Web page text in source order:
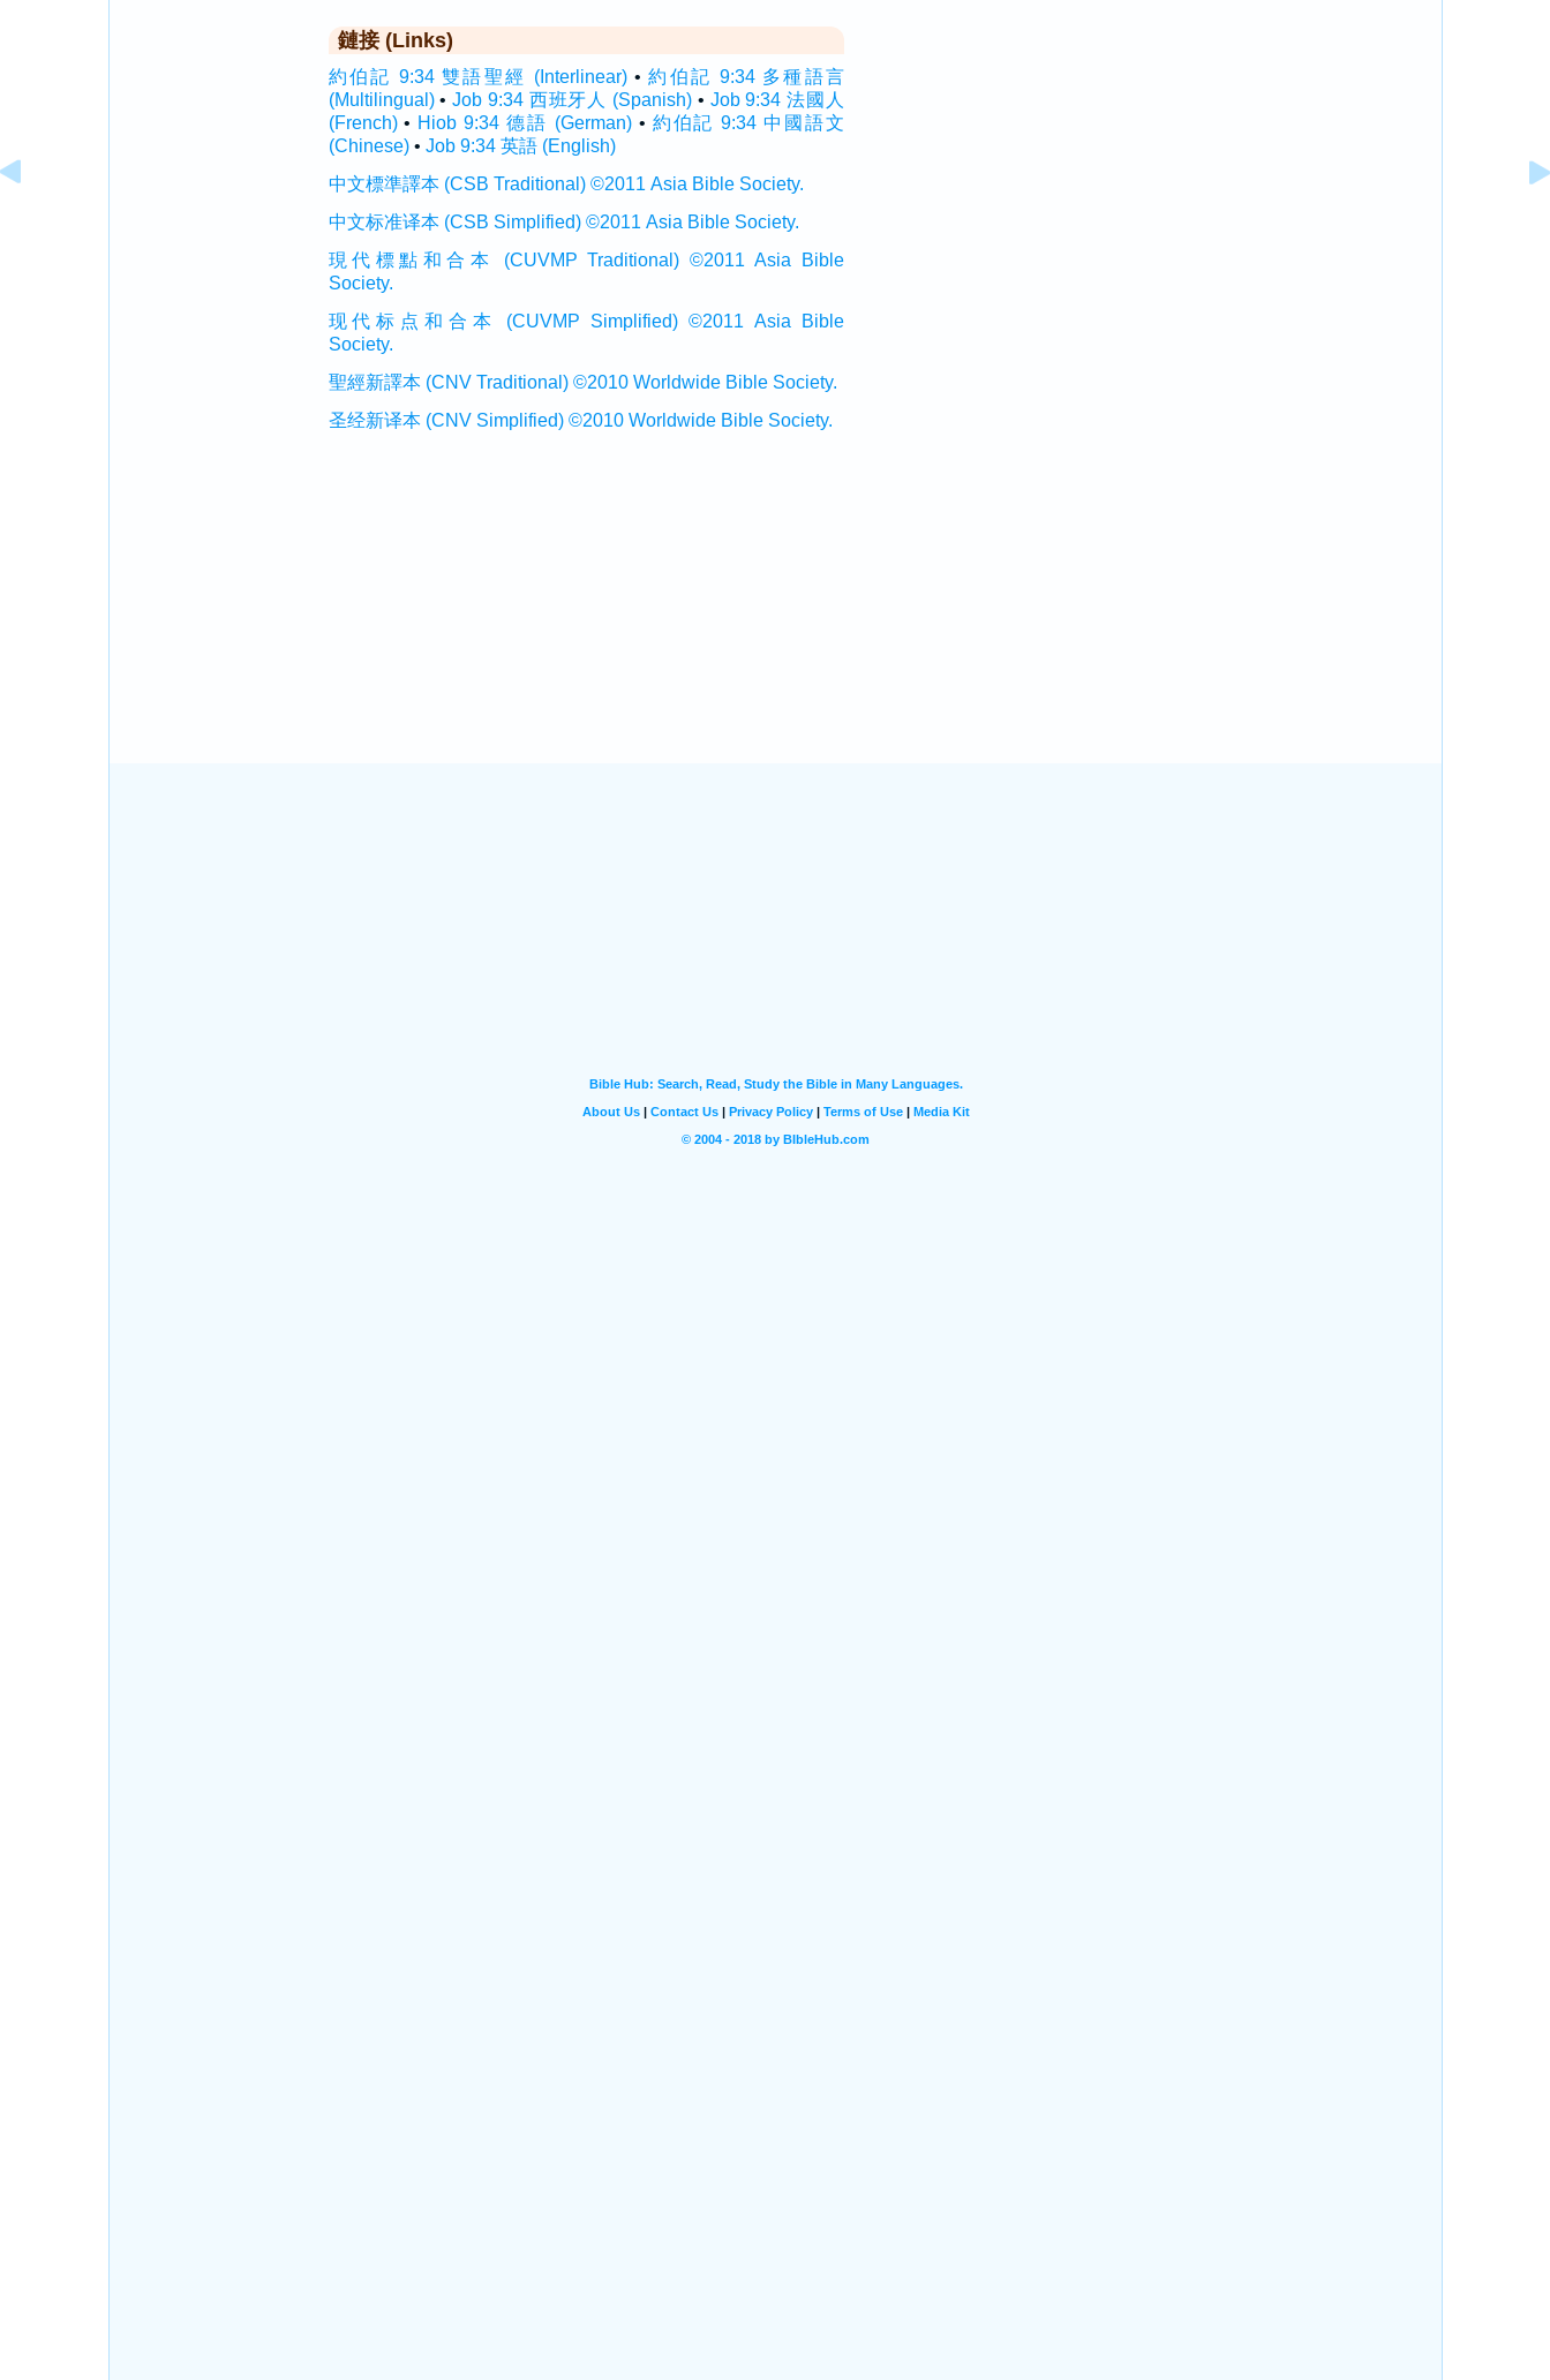
鏈接 (Links)
約伯記 9:34 雙語聖經 (Interlinear)•約伯記 9:34 多種語言
(Multilingual)•Job 9:34 西班牙人 (Spanish)• Job 9:34 法國人
(French)• Hiob 9:34 德語 (German)• 約伯記 9:34 中國語文
(Chinese)• Job 9:34 英語 (English)
中文標準譯本 (CSB Traditional) ©2011 Asia Bible Society.
中文标准译本 (CSB Simplified) ©2011 Asia Bible Society.
現代標點和合本 (CUVMP Traditional) ©2011 Asia Bible
Society.
现代标点和合本 (CUVMP Simplified) ©2011 Asia Bible
Society.
聖經新譯本 (CNV Traditional) ©2010 Worldwide Bible Society.
圣经新译本 (CNV Simplified) ©2010 Worldwide Bible Society.